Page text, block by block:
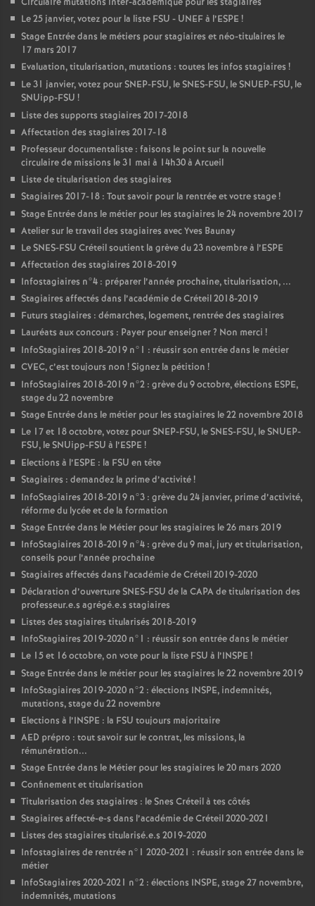
Le 25 janvier, votez pour la liste FSU - UNEFà l’ESPE !
Stage Entrée dans le métiers pour stagiaires et néo-titulaires le
17 mars 2017
Evaluation, titularisation, mutations : toutes les infos stagiaires !
Le 31 janvier, votez pourSNEP-FSU, leSNES-FSU, leSNUEP-FSU, le
SNUipp-FSU !
Liste des supports stagiaires 2017-2018
Affectation des stagiaires 2017-18
Professeur documentaliste : faisons le point sur la nouvelle
circulaire de missions le 31 mai à 14h30 à Arcueil
Liste de titularisation des stagiaires
Stagiaires 2017-18 : Tout savoir pour la rentrée et votre stage!
Stage Entrée dans le métier pour les stagiaires le 24 novembre 2017
Atelier sur le travail des stagiaires avec Yves Baunay
LeSNES-FSU Créteil soutient la grève du 23 novembre à l’ESPE
Affectation des stagiaires 2018-2019
Infostagiaires n°4 : préparer l’année prochaine, titularisation, ...
Stagiaires affectés dans l’académie de Créteil 2018-2019
Futurs stagiaires : démarches, logement, rentrée des stagiaires
Lauréats aux concours : Payer pour enseigner? Non merci !
InfoStagiaires 2018-2019 n°1 : réussir son entrée dans le métier
CVEC, c’est toujours non ! Signez la pétition !
InfoStagiaires 2018-2019 n°2 : grève du 9 octobre, élections ESPE,
stage du 22 novembre
Stage Entrée dans le métier pour les stagiaires le 22 novembre 2018
Le 17 et 18 octobre, votez pourSNEP-FSU, leSNES-FSU, leSNUEP-
FSU, le SNUipp-FSU à l’ESPE !
Elections à l’ESPE : la FSU en tête
Stagiaires : demandez la prime d’activité!
InfoStagiaires 2018-2019 n°3 : grève du 24 janvier, prime d’activité,
réforme du lycée et de la formation
Stage Entrée dans le Métier pour les stagiaires le 26 mars 2019
InfoStagiaires 2018-2019 n°4 : grève du 9 mai, jury et titularisation,
conseils pour l’année prochaine
Stagiaires affectés dans l’académie de Créteil 2019-2020
Déclaration d’ouvertureSNES-FSU de la CAPAde titularisation des
professeur.e.s agrégé.e.s stagiaires
Listes des stagiaires titularisés 2018-2019
InfoStagiaires 2019-2020 n°1 : réussir son entrée dans le métier
Le 15 et 16 octobre, on vote pour la liste FSU à l’INSPE !
Stage Entrée dans le métier pour les stagiaires le 22 novembre 2019
InfoStagiaires 2019-2020 n°2 : élections INSPE, indemnités,
mutations, stage du 22 novembre
Elections à l’INSPE : la FSU toujours majoritaire
AED prépro : tout savoir sur le contrat, les missions, la
rémunération...
Stage Entrée dans le Métier pour les stagiaires le 20 mars 2020
Confinement et titularisation
Titularisation des stagiaires : le Snes Créteil à tes côtés
Stagiaires affecté-e-s dans l’académie de Créteil 2020-2021
Listes des stagiaires titularisé.e.s 2019-2020
Infostagiaires de rentrée n°1 2020-2021 : réussir son entrée dans le
métier
InfoStagiaires 2020-2021 n°2 : élections INSPE, stage 27 novembre,
indemnités, mutations